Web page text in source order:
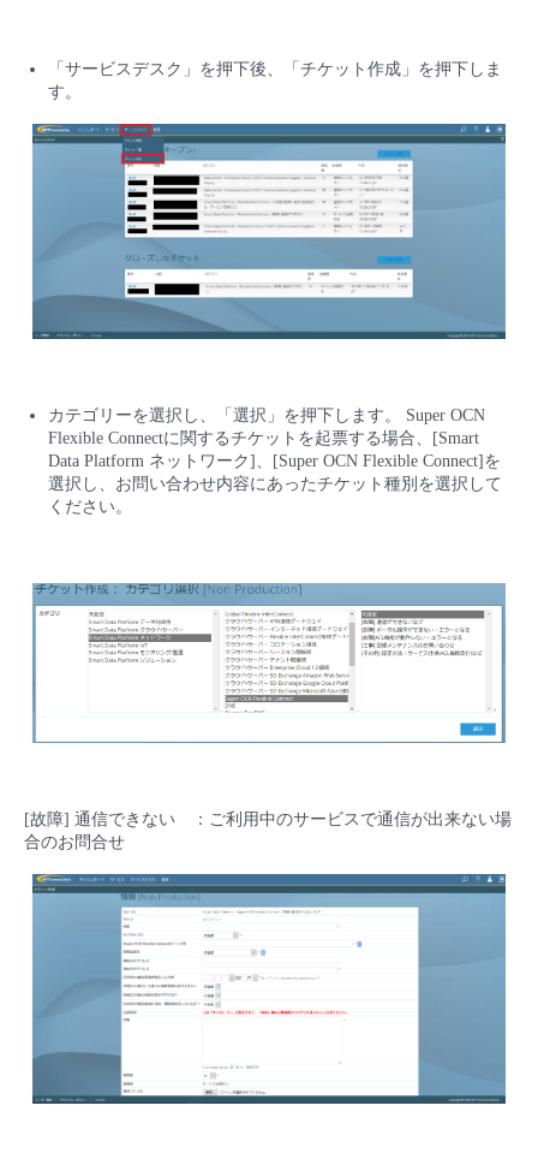
「サービスデスク」を押下後、「チケット作成」を押下しま
す。
カテゴリーを選択し、「選択」を押下します。 Super OCN
Flexible Connectに関するチケットを起票する場合、[Smart
Data Platform ネットワーク]、[Super OCN Flexible Connect]を
選択し、お問い合わせ内容にあったチケット種別を選択して
ください。
[故障] 通信できない ：ご利用中のサービスで通信が出来ない場
合のお問合せ